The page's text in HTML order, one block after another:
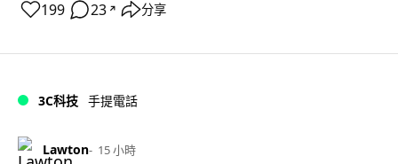
199 23 ↗ 分享
3C科技 手提電話
Lawton 15 小時